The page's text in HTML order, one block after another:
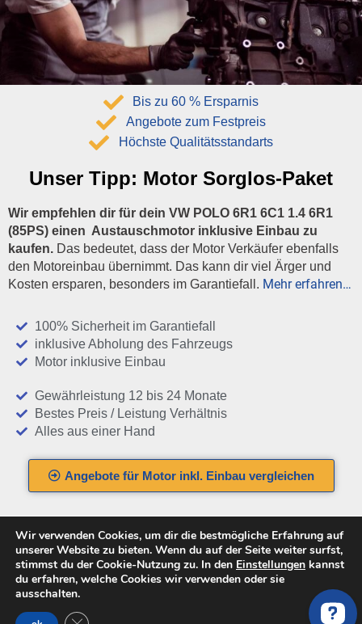
Unser Tipp: Motor Sorglos-Paket
Wir empfehlen dir für dein VW POLO 6R1 6C1 1.4 6R1
(85PS) einen Austauschmotor inklusive Einbau zu
kaufen. Das bedeutet, dass der Motor Verkäufer ebenfalls
den Motoreinbau übernimmt. Das kann dir viel Ärger und
Kosten ersparen, besonders im Garantiefall. Mehr erfahren…
100% Sicherheit im Garantiefall
inklusive Abholung des Fahrzeugs
Motor inklusive Einbau
Gewährleistung 12 bis 24 Monate
Bestes Preis / Leistung Verhältnis
Alles aus einer Hand
Angebote für Motor inkl. Einbau vergleichen
Bis zu 60 % Ersparnis
Angebote zum Festpreis
Höchste Qualitätsstandarts
Ersatzmotoren und
Wir verwenden Cookies, um dir die bestmögliche Erfahrung auf
unserer Website zu bieten. Wenn du auf der Seite weiter surfst,
stimmst du der Cookie-Nutzung zu. In den Einstellungen kannst
du erfahren, welche Cookies wir verwenden oder sie
ausschalten.
GDPR Cookie-Banner schließen